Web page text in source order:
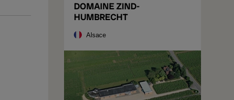
DOMAINE ZIND-
HUMBRECHT
Alsace